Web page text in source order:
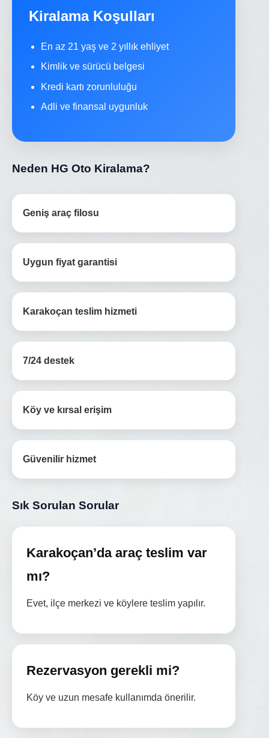
Kiralama Koşulları
En az 21 yaş ve 2 yıllık ehliyet
Kimlik ve sürücü belgesi
Kredi kartı zorunluluğu
Adli ve finansal uygunluk
Neden HG Oto Kiralama?
Geniş araç filosu
Uygun fiyat garantisi
Karakoçan teslim hizmeti
7/24 destek
Köy ve kırsal erişim
Güvenilir hizmet
Sık Sorulan Sorular
Karakoçan’da araç teslim var
mı?
Evet, ilçe merkezi ve köylere teslim yapılır.
Rezervasyon gerekli mi?
Köy ve uzun mesafe kullanımda önerilir.